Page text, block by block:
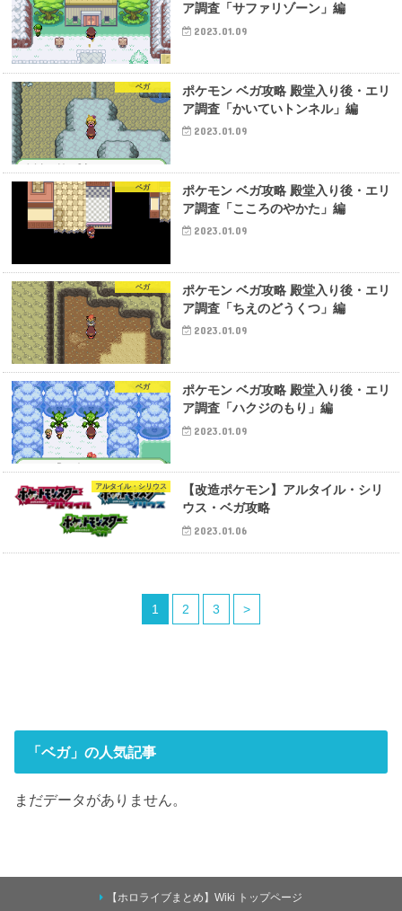
ア調査「サファリゾーン」編
2023.01.09
ベガ
ポケモン ベガ攻略 殿堂入り後・エリ
ア調査「かいていトンネル」編
2023.01.09
ベガ
ポケモン ベガ攻略 殿堂入り後・エリ
ア調査「こころのやかた」編
2023.01.09
ベガ
ポケモン ベガ攻略 殿堂入り後・エリ
ア調査「ちえのどうくつ」編
2023.01.09
ベガ
ポケモン ベガ攻略 殿堂入り後・エリ
ア調査「ハクジのもり」編
2023.01.09
アルタイル・シリウス
【改造ポケモン】アルタイル・シリ
ウス・ベガ攻略
2023.01.06
1 2 3 >
「ベガ」の人気記事
まだデータがありません。
【ホロライブまとめ】Wiki トップページ